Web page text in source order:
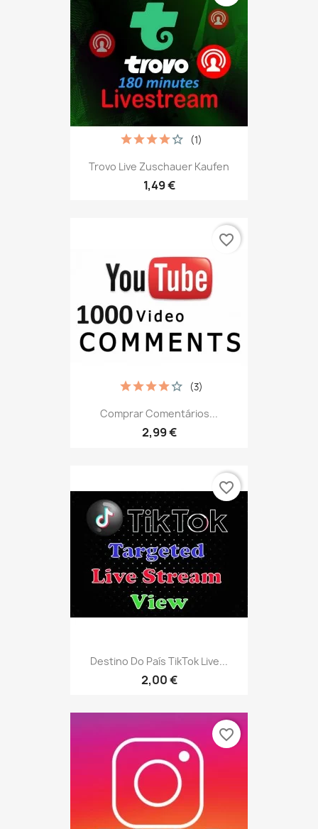
Trovo Live Zuschauer Kaufen
1,49 €
(1)
Comprar Comentários...
2,99 €
(3)
favorite_border
Destino Do País TikTok Live...
2,00 €
favorite_border
favorite_border